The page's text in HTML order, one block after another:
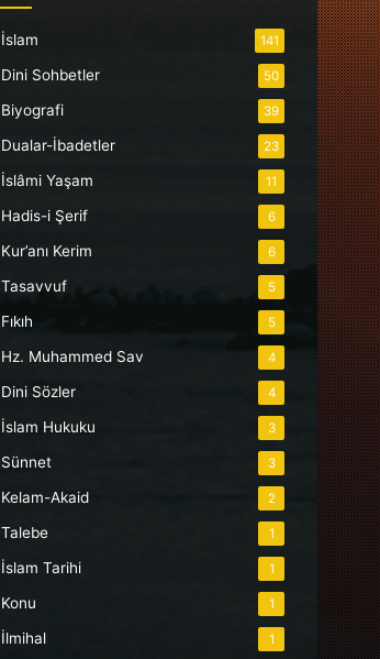
İslam 141
Dini Sohbetler 50
Biyografi 39
Dualar-İbadetler 23
İslâmi Yaşam 11
Hadis-i Şerif 6
Kur’anı Kerim 6
Tasavvuf 5
Fıkıh 5
Hz. Muhammed Sav 4
Dini Sözler 4
İslam Hukuku 3
Sünnet 3
Kelam-Akaid 2
Talebe 1
İslam Tarihi 1
Konu 1
İlmihal 1